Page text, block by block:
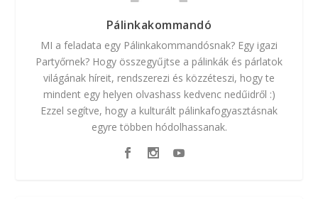
Pálinkakommandó
MI a feladata egy Pálinkakommandósnak? Egy igazi
Partyőrnek? Hogy összegyűjtse a pálinkák és párlatok
világának híreit, rendszerezi és közzéteszi, hogy te
mindent egy helyen olvashass kedvenc nedűidről :)
Ezzel segítve, hogy a kulturált pálinkafogyasztásnak
egyre többen hódolhassanak.